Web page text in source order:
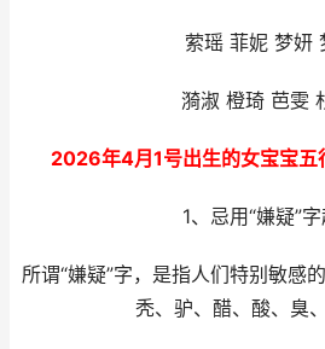
萦瑶 菲妮 梦妍
漪淑 橙琦 芭雯
2026年4月1号出生的女宝宝五
1、忌用“嫌疑”
所谓“嫌疑”字，是指人们特别敏感
秃、驴、醋、酸、臭